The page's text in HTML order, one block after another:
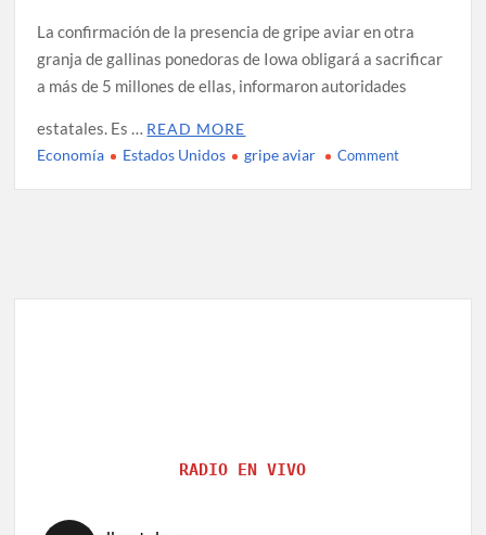
La confirmación de la presencia de gripe aviar en otra
granja de gallinas ponedoras de Iowa obligará a sacrificar
a más de 5 millones de ellas, informaron autoridades
estatales. Es … READ MORE
Economía
Estados Unidos gripe aviar Commenton
millones
RADIO EN VIVO